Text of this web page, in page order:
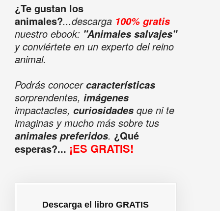
¿Te gustan los
animales?...descarga 100% gratis
nuestro ebook: "Animales salvajes"
y conviértete en un experto del reino
animal.
Podrás conocercaracterísticas
sorprendentes, imágenes
impactactes, curiosidadesque ni te
imaginas y mucho más sobre tus
animales preferidos. ¿Qué
esperas?... ¡ES GRATIS!
Descarga el libro GRATIS